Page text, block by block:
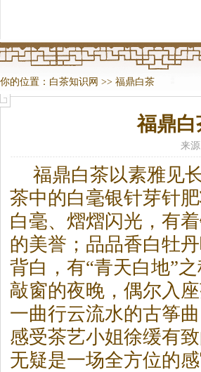
你的位置： 白茶知识网 >> 福鼎白茶
福鼎白
来
福鼎白茶以素雅见
茶中的白毫银针芽针
白毫、熠熠闪光，有
的美誉；品品香白牡
背白，有“青天白地”之
敲窗的夜晚，偶尔入
一曲行云流水的古筝
感受茶艺小姐徐缓有致
无疑是一场全方位的感